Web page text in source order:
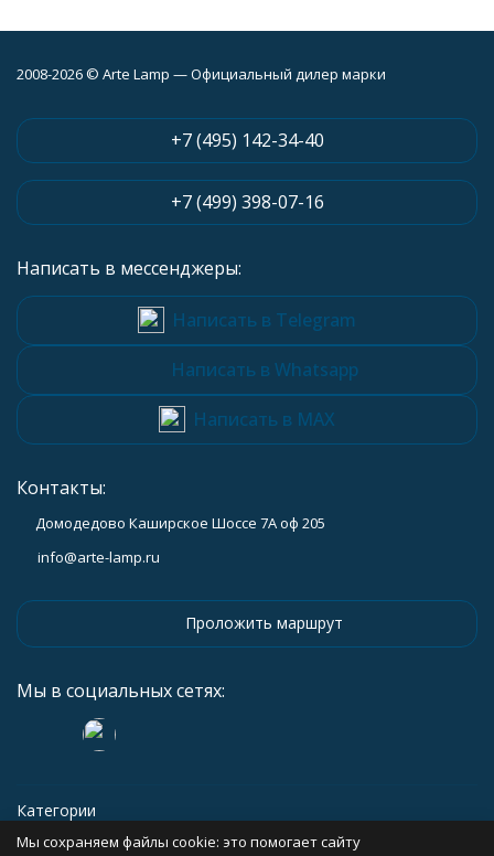
2008-2026 © Arte Lamp — Официальный дилер марки
+7 (495) 142-34-40
+7 (499) 398-07-16
Написать в мессенджеры:
Написать в Telegram
Написать в Whatsapp
Написать в MAX
Контакты:
Домодедово Каширское Шоссе 7А оф 205
info@arte-lamp.ru
Проложить маршрут
Мы в социальных сетях:
Категории
Мы сохраняем файлы cookie: это помогает сайту